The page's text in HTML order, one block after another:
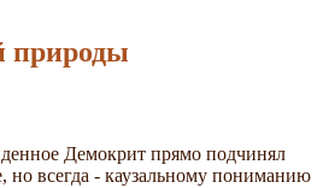
природы
Демокрит прямо подчинял
но всегда - каузальному пониманию